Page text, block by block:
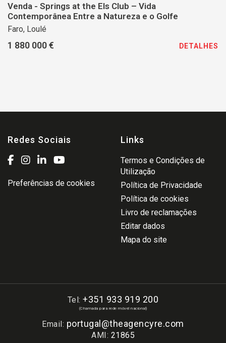
Venda - Springs at the Els Club – Vida
Contemporânea Entre a Natureza e o Golfe
Faro, Loulé
1 880 000 € DETALHES
Redes Sociais
Preferências de cookies
Links
Termos e Condições de
Utilização
Política de Privacidade
Política de cookies
Livro de reclamações
Editar dados
Mapa do site
Tel:+351 933 919 200
(Chamada para rede móvel nacional)
Email: portugal@theagencyre.com
AMI: 21865